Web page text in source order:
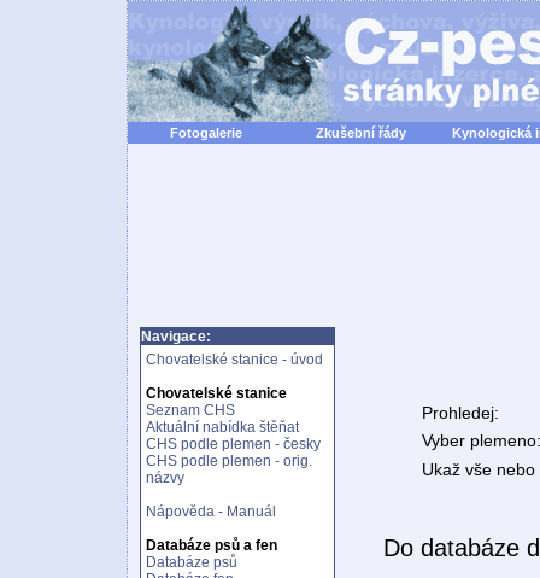
Fotogalerie Zkušební řády Kynologická
Navigace:
Chovatelské stanice - úvod
Chovatelské stanice
Seznam CHS
Aktuální nabídka štěňat
CHS podle plemen - česky
CHS podle plemen - orig.
názvy
Nápověda - Manuál
Databáze psů a fen
Databáze psů
Prohledej:
Vyber plemeno:
Ukaž vše
Do databáze